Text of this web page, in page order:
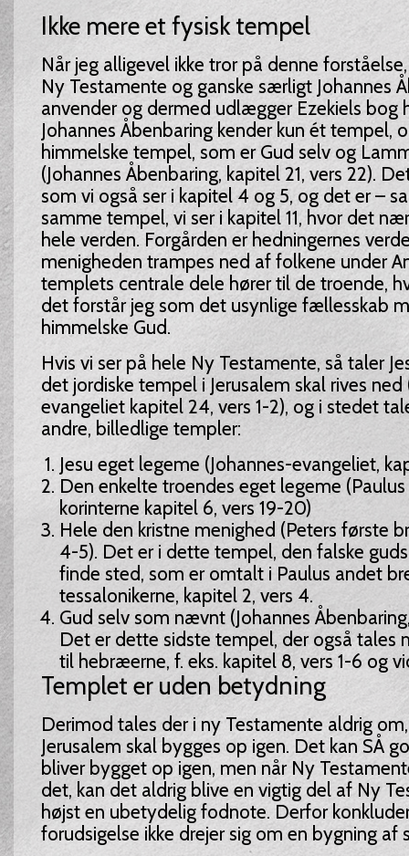
Ikke mere et fysisk tempel
Når jeg alligevel ikke tror på denne
Ny Testamente og ganske særligt Johannes
anvender og dermed udlægger Ezekiels bog
Johannes Åbenbaring kender kun ét tempel,
himmelske tempel, som er Gud selv og
(Johannes Åbenbaring, kapitel 21, vers 22).
som vi også ser i kapitel 4 og 5, og det er –
samme tempel, vi ser i kapitel 11, hvor det
hele verden. Forgården er hedningernes
menigheden trampes ned af folkene under
templets centrale dele hører til de troende,
det forstår jeg som det usynlige fællesskab
himmelske Gud.
Hvis vi ser på hele Ny Testamente, så taler
det jordiske tempel i Jerusalem skal rives
evangeliet kapitel 24, vers 1-2), og i stedet
andre, billedlige templer:
Jesu eget legeme (Johannes-evangeliet,
Den enkelte troendes eget legeme
korinterne kapitel 6, vers 19-20)
Hele den kristne menighed (Peters første
4-5). Det er i dette tempel, den falske
finde sted, som er omtalt i Paulus andet
tessalonikerne, kapitel 2, vers 4.
Gud selv som nævnt (Johannes
Det er dette sidste tempel, der også tales
til hebræerne, f. eks. kapitel 8, vers 1-6 og
Templet er uden betydning
Derimod tales der i ny Testamente aldrig
Jerusalem skal bygges op igen. Det kan SÅ
bliver bygget op igen, men når Ny
det, kan det aldrig blive en vigtig del af Ny
højst en ubetydelig fodnote. Derfor
forudsigelse ikke drejer sig om en bygning af